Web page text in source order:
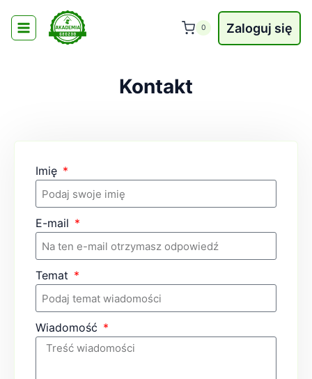
0 Zaloguj się
Kontakt
Imię
E-mail
Temat
Wiadomość